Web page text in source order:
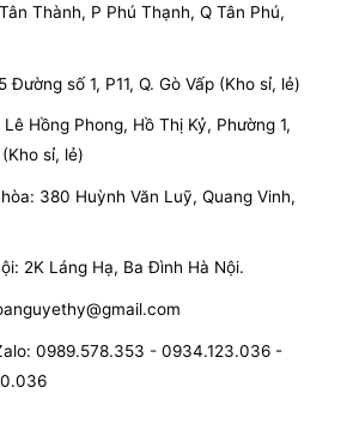
Thành, P Phú Thạnh, Q Tân Phú,
Đường số 1, P11, Q. Gò Vấp (Kho sỉ, lẻ)
Hồng Phong, Hồ Thị Kỷ, Phường 1,
sỉ, lẻ)
380 Huỳnh Văn Luỹ, Quang Vinh,
2K Láng Hạ, Ba Đình Hà Nội.
0989.578.353 - 0934.123.036 -